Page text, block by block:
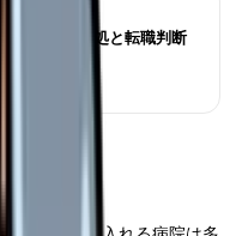
｜原因別対処と転職判断